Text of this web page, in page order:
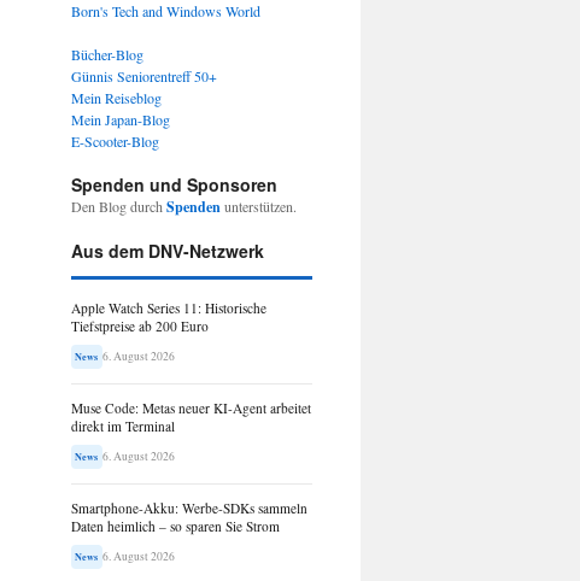
Born's Tech and Windows World
Bücher-Blog
Günnis Seniorentreff 50+
Mein Reiseblog
Mein Japan-Blog
E-Scooter-Blog
Spenden und Sponsoren
Den Blog durch Spendenunterstützen.
Aus dem DNV-Netzwerk
Apple Watch Series 11: Historische
Tiefstpreise ab 200 Euro
News 6. August 2026
Muse Code: Metas neuer KI-Agent arbeitet
direkt im Terminal
News 6. August 2026
Smartphone-Akku: Werbe-SDKs sammeln
Daten heimlich – so sparen Sie Strom
News 6. August 2026